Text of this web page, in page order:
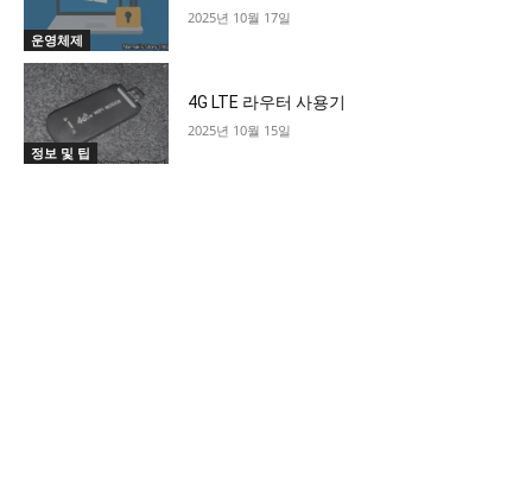
운영체제
2025년 10월 17일
정보 및 팁
4G LTE 라우터 사용기
2025년 10월 15일